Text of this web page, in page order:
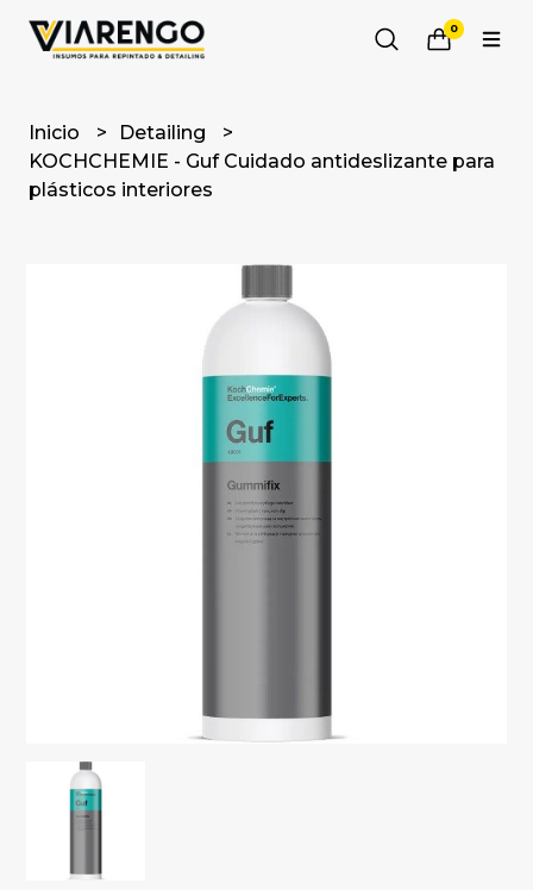
0
Inicio
Detailing
KOCHCHEMIE - Guf Cuidado antideslizante para
plásticos interiores